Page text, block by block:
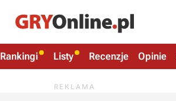
Rankingi Listy Recenzje Opinie